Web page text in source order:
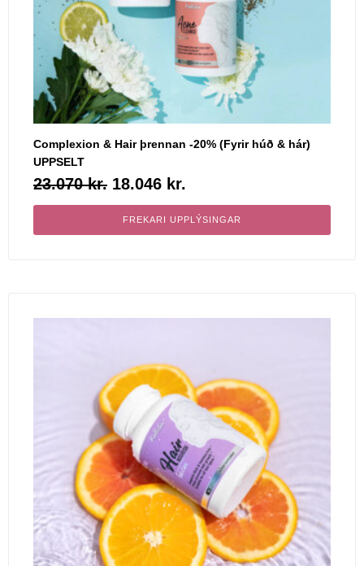
Complexion & Hair þrennan -20% (Fyrir húð & hár)
UPPSELT
23.070kr. 18.046 kr.
FREKARI UPPLÝSINGAR